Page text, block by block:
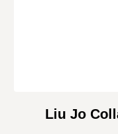
Liu Jo